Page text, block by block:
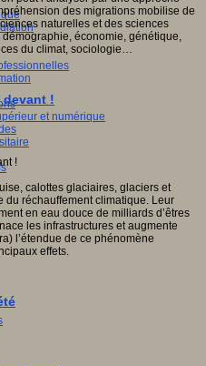
et numérique
des migrations mobilise de
naturelles et des sciences
économie, génétique,
du climat, sociologie…
devant !
calottes glaciaires, glaciers et
du réchauffement climatique. Leur
en eau douce de milliards d’êtres
les infrastructures et augmente
l’étendue de ce phénomène
effets.